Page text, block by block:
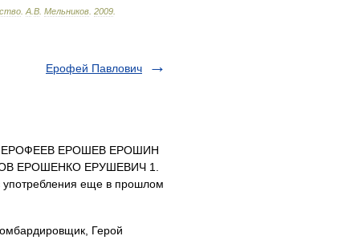
А В Мельников 2009
Ерофей Павлович
ЕРОШЕВ ЕРОШИН
ЕРОШЕНКО ЕРУШЕВИЧ 1.
еще в прошлом
Герой